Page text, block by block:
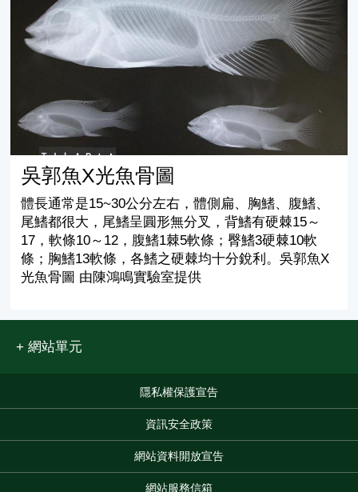
吳郭魚X光魚骨圖
體長通常是15~30公分左右，體側扁、胸鰭、腹鰭、
尾鰭都很大，尾鰭呈圓形無分叉，背鰭有硬棘15～
17，軟條10～12，腹鰭1棘5軟條；臀鰭3硬棘10軟
條；胸鰭13軟條，各鰭之硬棘均十分銳利。吳郭魚X
光魚骨圖 由陳鴻鳴實驗室提供
網站單元
隱私權保護宣告
資訊安全政策
網站資料開放宣告
網站服務信箱